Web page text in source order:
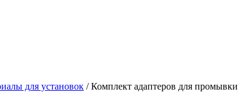
для установок / Комплект адаптеров для